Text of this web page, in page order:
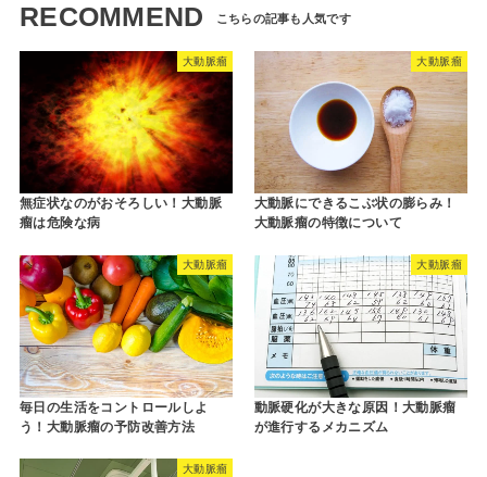
RECOMMEND
大動脈瘤
無症状なのがおそろしい！大動脈
瘤は危険な病
大動脈瘤
大動脈にできるこぶ状の膨らみ！
大動脈瘤の特徴について
大動脈瘤
毎日の生活をコントロールしよ
う！大動脈瘤の予防改善方法
大動脈瘤
動脈硬化が大きな原因！大動脈瘤
が進行するメカニズム
大動脈瘤